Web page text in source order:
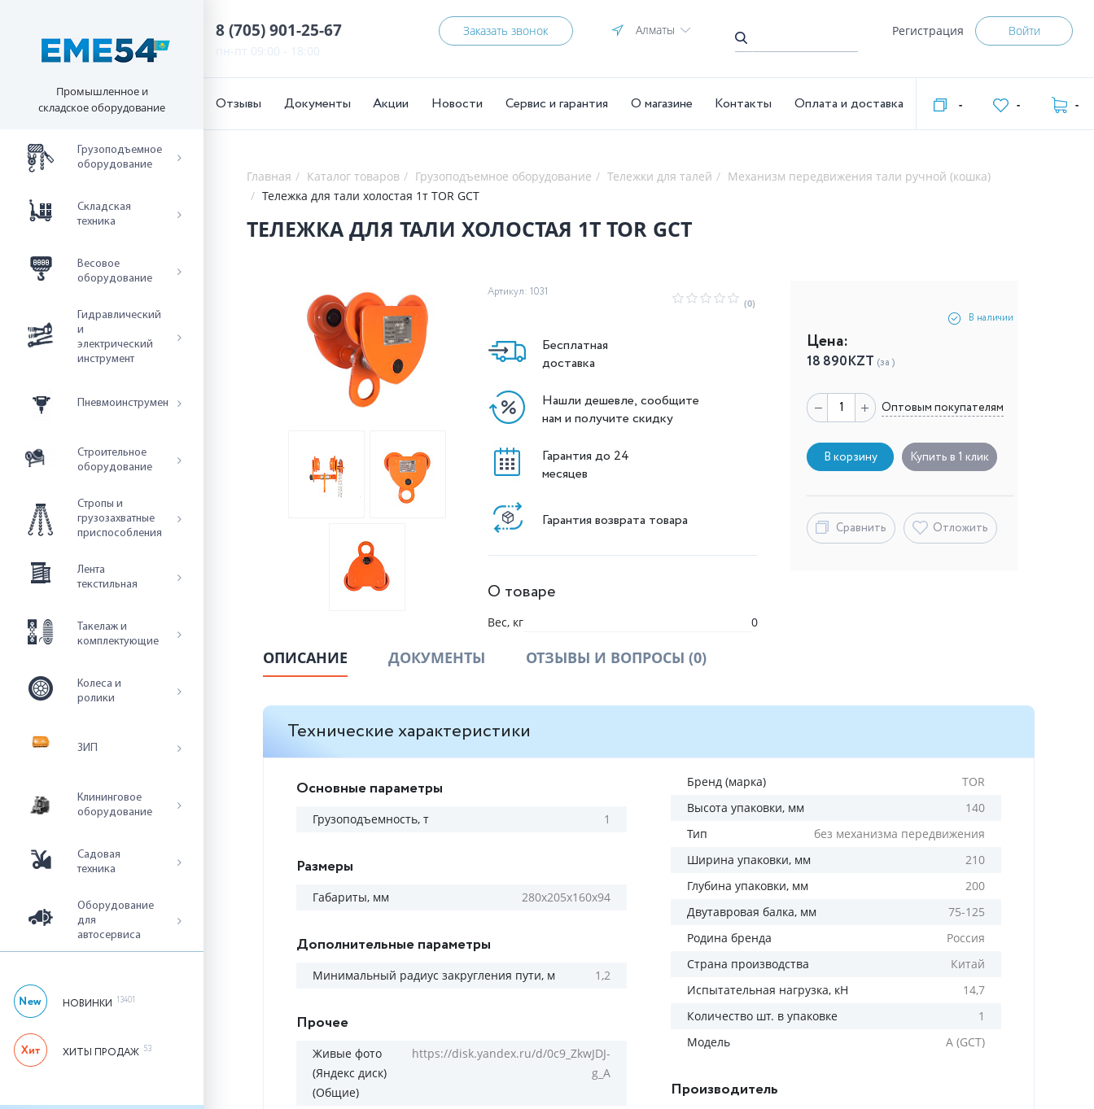
Промышленное и
складское оборудование
Грузоподъемное
оборудование
Складская
техника
Весовое
оборудование
Гидравлический
и
электрический
инструмент
Пневмоинструмент
Строительное
оборудование
Стропы и
грузозахватные
приспособления
Лента
текстильная
Такелаж и
комплектующие
Колеса и
ролики
ЗИП
Клининговое
оборудование
Садовая
техника
Оборудование
для
автосервиса
НОВИНКИ 13401
ХИТЫ ПРОДАЖ 53
8 (705) 901-25-67
пн-пт 09:00 - 18:00
Заказать звонок Алматы Регистрация Войти
Отзывы Документы Акции Новости Сервис и гарантия О магазине Контакты Оплата и доставка - - -
Главная Каталог товаров Грузоподъемное оборудование Тележки для талей
Механизм передвижения тали ручной (кошка)
Тележка для тали холостая 1т TOR GCT
ТЕЛЕЖКА ДЛЯ ТАЛИ ХОЛОСТАЯ 1Т TOR GCT
Артикул: 1031
(0)
Бесплатная
доставка
Нашли дешевле, сообщите
нам и получите скидку
Гарантия до 24
месяцев
Гарантия возврата товара
О товаре
Вес, кг 0
В наличии
Цена:
18 890KZT (за )
Оптовым покупателям
В корзину Купить в 1 клик
Сравнить Отложить
ОПИСАНИЕ ДОКУМЕНТЫ ОТЗЫВЫ И ВОПРОСЫ (0)
Технические характеристики
Основные параметры
Грузоподъемность, т 1
Размеры
Габариты, мм 280х205х160х94
Дополнительные параметры
Минимальный радиус закругления пути, м 1,2
Прочее
Живые фото
(Яндекс диск)
(Общие)
https://disk.yandex.ru/d/0c9_ZkwJDJ-
g_A
Бренд (марка)
TOR
Высота упаковки, мм
140
Тип
без механизма передвижения
Ширина упаковки, мм
210
Глубина упаковки, мм
200
Двутавровая балка, мм
75-125
Родина бренда
Россия
Страна производства
Китай
Испытательная нагрузка, кН
14,7
Количество шт. в упаковке
1
Модель
A (GCT)
Производитель